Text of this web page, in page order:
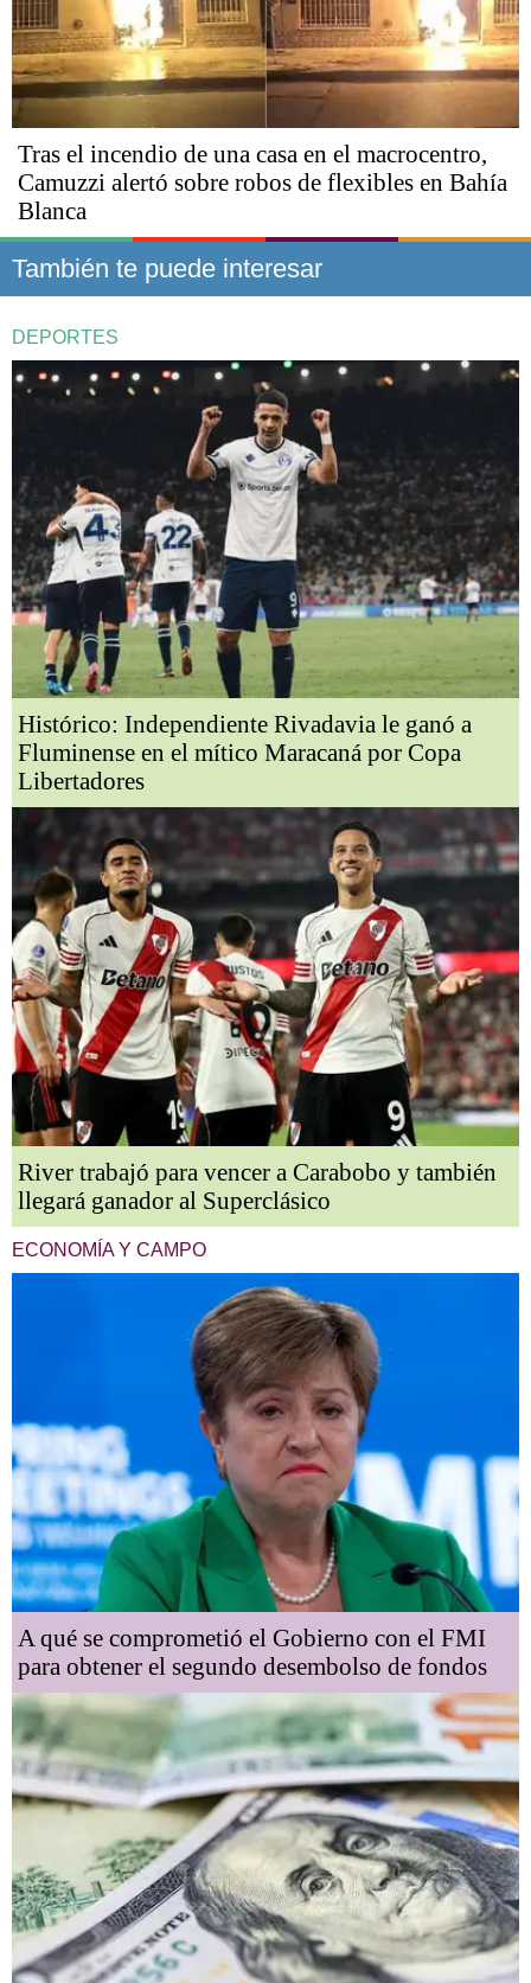
Tras el incendio de una casa en el macrocentro,
Camuzzi alertó sobre robos de flexibles en Bahía
Blanca
También te puede interesar
DEPORTES
Histórico: Independiente Rivadavia le ganó a
Fluminense en el mítico Maracaná por Copa
Libertadores
River trabajó para vencer a Carabobo y también
llegará ganador al Superclásico
ECONOMÍA Y CAMPO
A qué se comprometió el Gobierno con el FMI
para obtener el segundo desembolso de fondos